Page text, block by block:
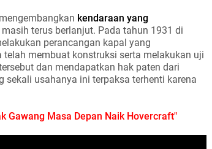
kendaraan yang
masih terus berlanjut. Pada tahun 1931 di
perancangan kapal yang
membuat konstruksi serta melakukan uji
dan mendapatkan hak paten dari
sekali usahanya ini terpaksa terhenti karena
Gawang Masa Depan Naik Hovercraft"